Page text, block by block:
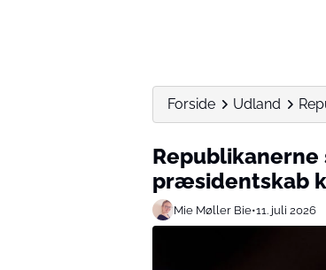
Forside Udland
præsidentskab
Mie Møller Bie•11. juli 2026